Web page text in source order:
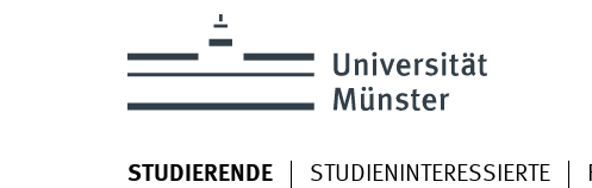
STUDIERENDE STUDIENINTERESSIERTE